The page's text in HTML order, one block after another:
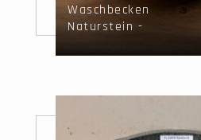
Waschbecken
Naturstein -